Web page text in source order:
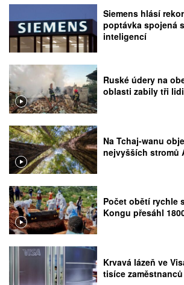
Siemens hlásí
poptávka spojená
inteligencí
Ruské údery na
oblasti zabily tři lidi
Na Tchaj-wanu
nejvyšších stromů
Počet obětí rychle
Kongu přesáhl
Krvavá lázeň ve
tisíce zaměstnanců